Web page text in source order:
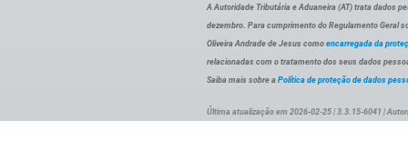
A Autoridade Tributária e Aduaneira (AT) trata dados
dezembro. Para cumprimento do Regulamento Geral
Oliveira Andrade de Jesus como encarregada da
relacionadas com o tratamento dos seus dados
Saiba mais sobre a Política de proteção de dados
Última atualização em 2026-02-25 | 3.3.15-6041 |